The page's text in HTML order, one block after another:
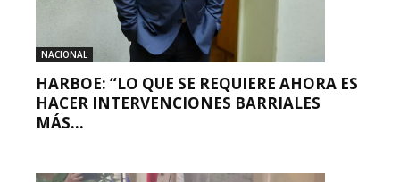
NACIONAL
HARBOE: “LO QUE SE REQUIERE AHORA ES
HACER INTERVENCIONES BARRIALES
MÁS...